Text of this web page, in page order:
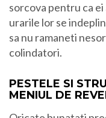
sorcova pentru ca
urarile lor se
sa nu ramaneti
colindatori.
PESTELE SI
MENIUL DE